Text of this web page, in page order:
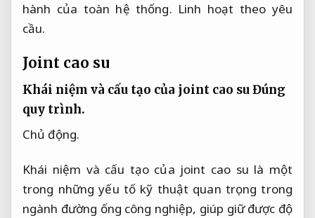
hành của toàn hệ thống. Linh hoạt theo yêu
cầu.
Joint cao su
Khái niệm và cấu tạo của joint cao suĐúng
quy trình.
Chủ động.
Khái niệm và cấu tạo của joint cao su là một
trong những yếu tố kỹ thuật quan trọng trong
ngành đường ống công nghiệp, giúp giữ được độ